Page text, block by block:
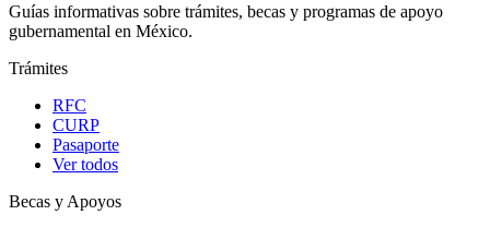
Guías informativas sobre trámites, becas y programas de apoyo
gubernamental en México.
Trámites
RFC
CURP
Pasaporte
Ver todos
Becas y Apoyos